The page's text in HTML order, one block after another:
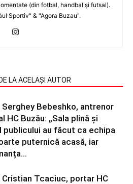
(din fotbal, handbal şi futsal).
Sportiv" & "Agora Buzau".
LA ACELAȘI AUTOR
Serghey Bebeshko, antrenor
HC Buzău: „Sala plină și
publicului au făcut ca echipa
puternică acasă, iar
Cristian Tcaciuc, portar HC